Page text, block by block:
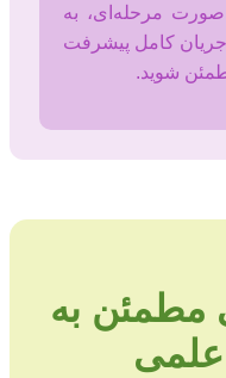
مرحله‌ای، به
کامل پیشرفت
شوید.
مطمئن به